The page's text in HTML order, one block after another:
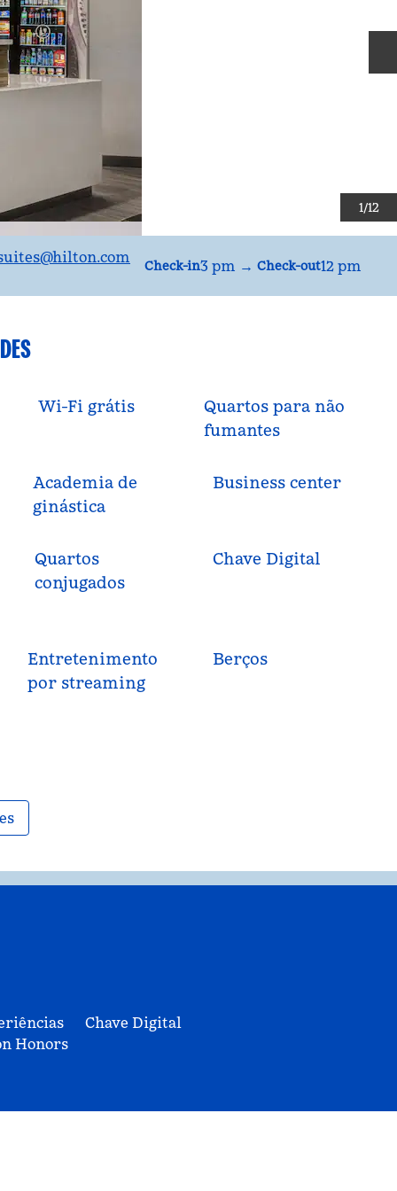
1/12
@hilton.com Check-in3 pm → Check-out12 pm
Wi-Fi grátis
Quartos para não
fumantes
Academia de
ginástica
Business center
Quartos
conjugados
Chave Digital
Entretenimento
por streaming
Berços
Honors
Chave Digital